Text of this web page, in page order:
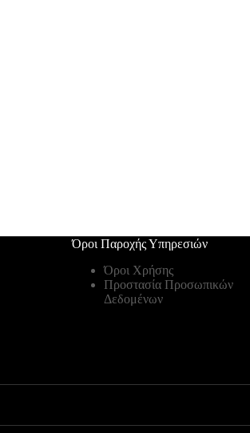
Όροι Παροχής Υπηρεσιών
Όροι Χρήσης
Προστασία Προσωπικών
Δεδομένων